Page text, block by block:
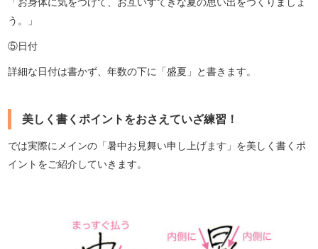
う。」
⑤日付
詳細な日付は書かず、年数の下に「盛夏」と書きます。
美しく書くポイントをおさえていざ練習！
では実際にメインの「暑中お見舞い申し上げます」を美しく書くポ
イントをご紹介していきます。